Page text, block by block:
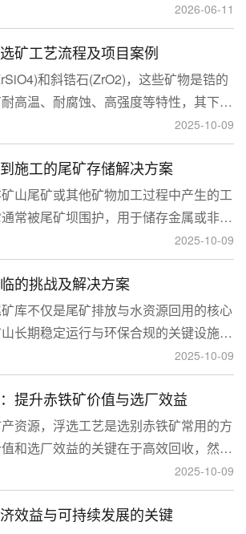
2026-06-11
矿工艺流程及项目案例
和斜锆石(ZrO2)，这些矿物是锆的
高温、耐腐蚀、高强度等特性，其下游
陶瓷、耐火材料、铸造、电子和化工等多
能陶瓷和锆基合金中的需求不断增长。
2025-10-09
施工的尾矿存储解决方案
山尾矿或其他矿物加工过程中产生的工
常被尾矿坝围护，用于储存金属或非金
矿库通常包括尾矿处理系统、排水系统和
，尾矿库可分为山谷型、山坡型、平地
2025-10-09
的挑战及解决方案
库不仅是尾矿排放与水资源回用的核心
长期稳定运行与环保合规的关键设施。
身具有粒度细、水量大、化学活性强等特
稳定、防渗处理与排洪系统设计方面面
2025-10-09
提升赤铁矿价值与选厂效益
资源，浮选工艺是选别赤铁矿常用的方
和选厂效益的关键在于高效回收，然
在嵌布粒度细、易泥化、存在高硅铝杂质
浮选工艺进行处理会面临回收率低、精
成本高等问题。
2025-10-09
效益与可持续发展的关键